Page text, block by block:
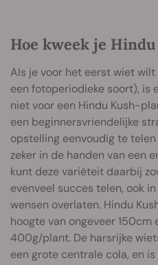
Hoe kweek je
Als je voor het eerst wiet
een fotoperiodieke soort), is
niet voor een Hindu Kush-
een beginnersvriendelijke
opstelling eenvoudig te
zeker in de handen van een
kunt deze variëteit daarbij
evenveel succes telen, ook
wensen overlaten. Hindu
hoogte van ongeveer
400g/plant. De harsrijke
een grote centrale cola, en